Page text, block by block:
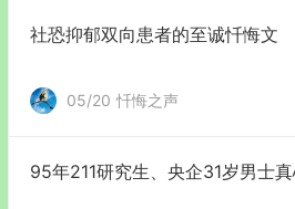
社恐抑郁双向患者的至诚忏悔文
05/20 忏悔之声
95年211研究生、央企31岁男士